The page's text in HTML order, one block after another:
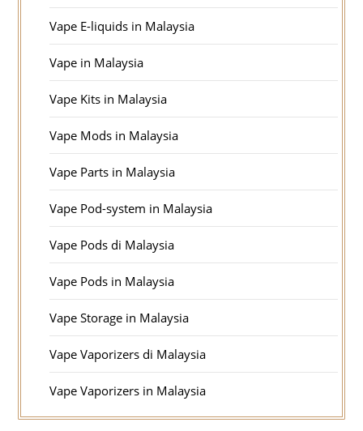
Vape E-liquids in Malaysia
Vape in Malaysia
Vape Kits in Malaysia
Vape Mods in Malaysia
Vape Parts in Malaysia
Vape Pod-system in Malaysia
Vape Pods di Malaysia
Vape Pods in Malaysia
Vape Storage in Malaysia
Vape Vaporizers di Malaysia
Vape Vaporizers in Malaysia